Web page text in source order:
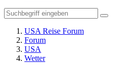
USA Reise Forum
Forum
USA
Wetter